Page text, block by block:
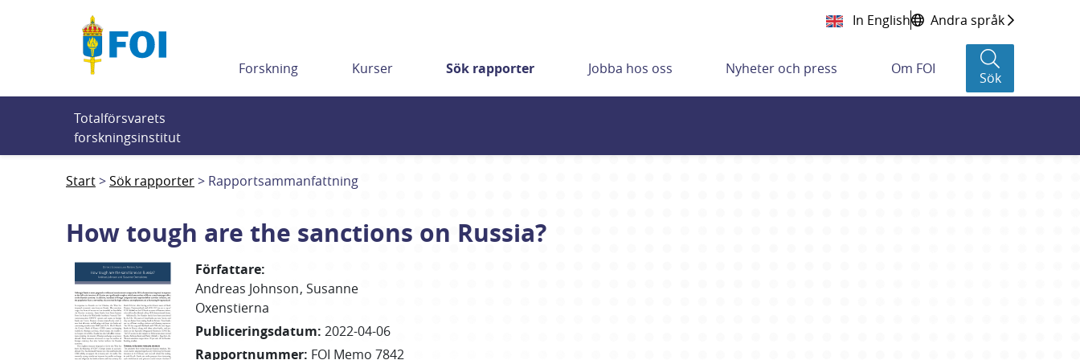
In English Andra språk
Forskning Kurser Sök rapporter Jobba hos oss Nyheter och press Om FOI
Sök
Totalförsvarets
forskningsinstitut
Start Sök rapporter Rapportsammanfattning
How tough are the sanctions on Russia?
Författare:
Andreas Johnson Susanne
Oxenstierna
Publiceringsdatum: 2022-04-06
Rapportnummer: FOI Memo 7842